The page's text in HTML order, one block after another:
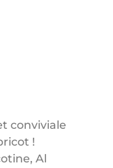
conviviale
!
Al